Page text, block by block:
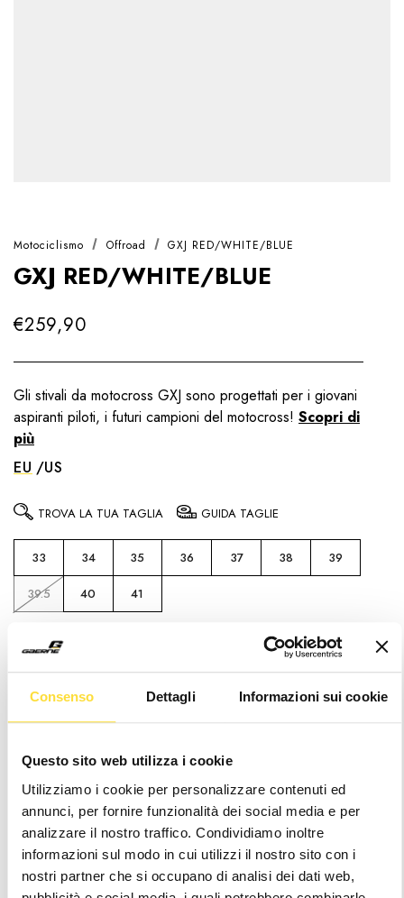
Consenso Dettagli Informazioni sui cookie
Questo sito web utilizza i cookie
Utilizziamo i cookie per personalizzare contenuti ed
annunci, per fornire funzionalità dei social media e per
analizzare il nostro traffico. Condividiamo inoltre
informazioni sul modo in cui utilizzi il nostro sito con i
nostri partner che si occupano di analisi dei dati web,
Motociclismo Offroad GXJ RED/WHITE/BLUE
GXJ RED/WHITE/BLUE
€259,90
Gli stivali da motocross GXJ sono progettati per i giovani
aspiranti piloti, i futuri campioni del motocross! Scopri di
più
EU
US
TROVA LA TUA TAGLIA GUIDA TAGLIE
33 34 35 36 37 38 39
39.5 40 41
: It seems like you are visiting us
. Sembra che la tua posizione sia al di
fuori dei paesi di spedizione gestiti
Hurry
only
left
Disponibilità
Wishlist
Consegna 24/48h